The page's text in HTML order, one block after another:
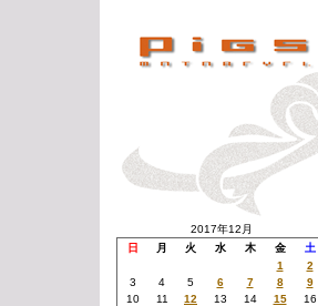
2017年12月
日
月 火 水 木 金
土
1
2
3
4 5 6 7 8
9
10
11 12 13 14 15
16